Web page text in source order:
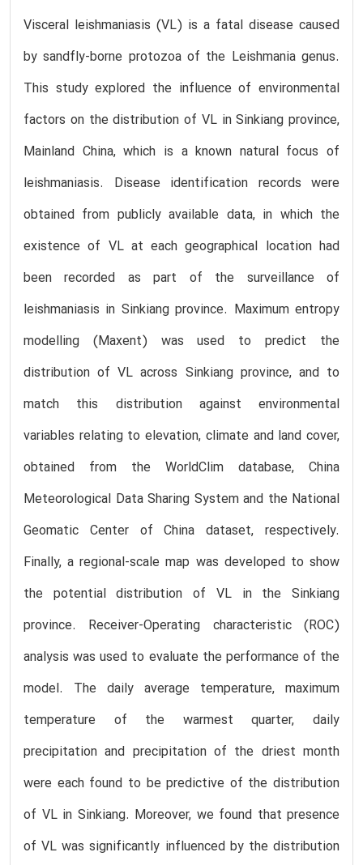
Visceral leishmaniasis (VL) is a fatal disease caused
by sandfly-borne protozoa of the Leishmania genus.
This study explored the influence of environmental
factors on the distribution of VL in Sinkiang province,
Mainland China, which is a known natural focus of
leishmaniasis. Disease identification records were
obtained from publicly available data, in which the
existence of VL at each geographical location had
been recorded as part of the surveillance of
leishmaniasis in Sinkiang province. Maximum entropy
modelling (Maxent) was used to predict the
distribution of VL across Sinkiang province, and to
match this distribution against environmental
variables relating to elevation, climate and land cover,
obtained from the WorldClim database, China
Meteorological Data Sharing System and the National
Geomatic Center of China dataset, respectively.
Finally, a regional-scale map was developed to show
the potential distribution of VL in the Sinkiang
province. Receiver-Operating characteristic (ROC)
analysis was used to evaluate the performance of the
model. The daily average temperature, maximum
temperature of the warmest quarter, daily
precipitation and precipitation of the driest month
were each found to be predictive of the distribution
of VL in Sinkiang. Moreover, we found that presence
of VL was significantly influenced by the distribution